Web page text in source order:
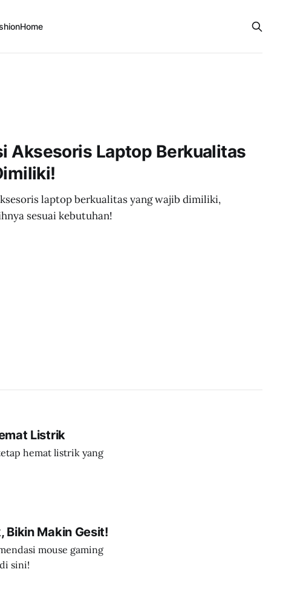
Home
Aksesoris Laptop Berkualitas
laptop berkualitas yang wajib dimiliki,
sesuai kebutuhan!
Listrik
hemat listrik yang
Bikin Makin Gesit!
mouse gaming
sini!